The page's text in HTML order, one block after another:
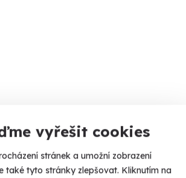
vyřešit cookies
stránek a umožní zobrazení
také tyto stránky zlepšovat. Kliknutím na